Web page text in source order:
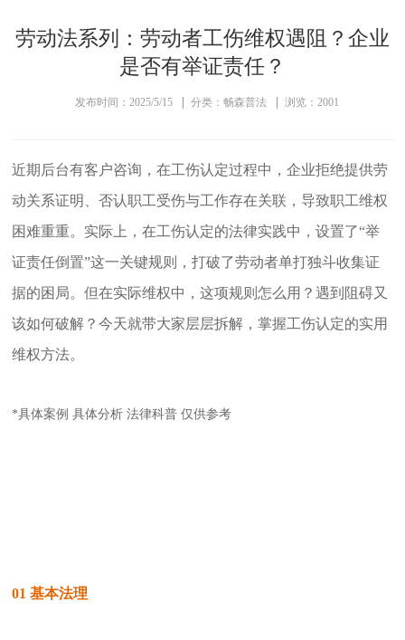
劳动法系列：劳动者工伤维权遇阻？企业
是否有举证责任？
发布时间：2025/5/15 分类：畅森普法 浏览：2001
近期后台有客户咨询，在工伤认定过程中，企业拒绝提供劳
动关系证明、否认职工受伤与工作存在关联，导致职工维权
困难重重。实际上，在工伤认定的法律实践中，设置了“举
证责任倒置”这一关键规则，打破了劳动者单打独斗收集证
据的困局。但在实际维权中，这项规则怎么用？遇到阻碍又
该如何破解？今天就带大家层层拆解，掌握工伤认定的实用
维权方法。
*具体案例 具体分析 法律科普 仅供参考
01基本法理